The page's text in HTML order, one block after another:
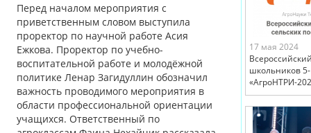
Перед началом мероприятия с
приветственным словом выступила
проректор по научной работе Асия
Ежкова. Проректор по учебно-
воспитательной работе и молодёжной
политике Ленар Загидуллин обозначил
важность проводимого мероприятия в
области профессиональной ориентации
учащихся. Ответственный по
17 мая 2024
школьников 5-
«АгроНТРИ-